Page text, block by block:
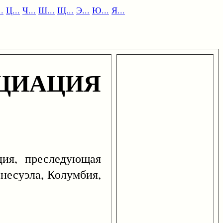
Ц... Ч... Ш... Щ... Э... Ю... Я...
преследующая
Колумбия,